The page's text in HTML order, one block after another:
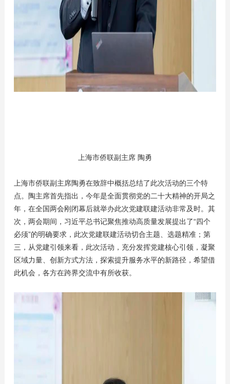
上海市侨联副主席 陶勇
上海市侨联副主席陶勇在致辞中概括总结了此次活动的三个特
点。陶主席首先指出，今年是全面贯彻党的二十大精神的开局之
年，在全国两会刚闭幕后就举办此次党建联建活动非常及时。其
次，两会期间，习近平总书记聚焦推动高质量发展提出了“四个
必须”的明确要求，此次党建联建活动切合主题、选题精准；第
三，从党建引领来看，此次活动，充分发挥党建核心引领，凝聚
区域力量、创新方式方法，探索提升服务水平的新路径，希望借
此机会，各方在跨界交流中有所收获。